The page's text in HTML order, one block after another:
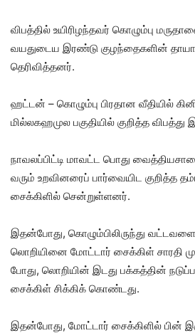
விபத்தில் உயிரிழந்தவர் கொழும்பு
வயதுடைய இரண்டு குழந்தைகளின்
தெரிவித்தனர்.
ஹட்டன் – கொழும்பு பிரதான வீதியில்
மில்லகஹமுல பகுதியில் குறித்த விபத்து
நாவலப்பிட்டி மாவட்ட பொது
வரும் உறவினரைப் பார்வையிட குறித்த
சைக்கிளில் சென்றுள்ளனர்.
இதன்போது, கொழும்பிலிருந்து
லொறியினை மோட்டார் சைக்கிள் சாரதி
போது, லொறியின் இடது பக்கத்தின்
சைக்கிள் சிக்கிக் கொண்டது.
இதன்போது, மோட்டார் சைக்கிளில் பின்